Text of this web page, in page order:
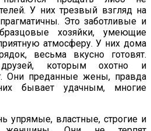
У них трезвый взгляд на
Это заботливые и
хозяйки, умеющие
атмосферу. У них дома
весьма вкусно готовят.
которым охотно и
Они преданные жены, правда
бывает удачным, многие
упрямые, властные, строгие и